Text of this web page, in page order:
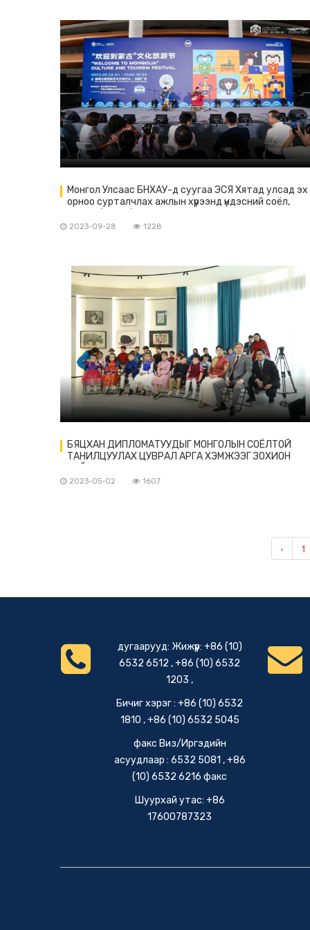
Монгол Улсаас БНХАУ-д суугаа ЭСЯ Хятад улсад эх
орноо сурталчлах ажлын хүрээнд үндэсний соёл,
жуулчлалыг татах цуврал арга хэмжээ болов.
2023-09-28 1228
БЯЦХАН ДИПЛОМАТУУДЫГ МОНГОЛЫН СОЁЛТОЙ
ТАНИЛЦУУЛАХ ЦУВРАЛ АРГА ХЭМЖЭЭГ ЗОХИОН
2023-05-02 1607
‹ 1
дугаарууд: Жижүүр: +86 (10)
6532 6512 , +86 (10) 6532
1203 ,
Бичиг хэрэг : +86 (10) 6532
1810 , +86 (10) 6532 5045
факс Виз/Иргэдийн
асуудлаар : 6532 5081 , +86
(10) 6532 6216 факс
Шуурхай утас: +86
17600787323